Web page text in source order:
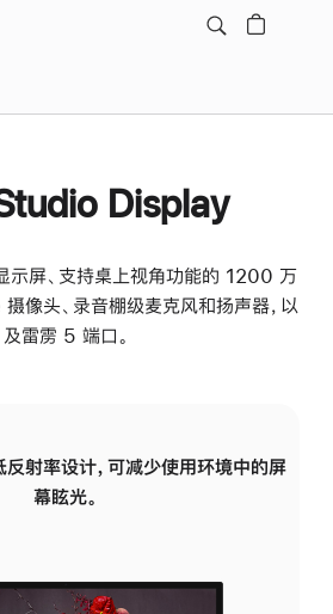
Display
屏、支持桌上视角功能的 1200 万
头、录音棚级麦克风和扬声器，以
及雷雳 5 端口。
射率设计，可减少使用环境中的屏
幕眩光。